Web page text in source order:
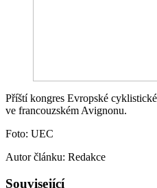
Příští kongres Evropské
ve francouzském Avignonu.
Foto: UEC
Autor článku: Redakce
Související